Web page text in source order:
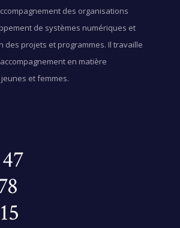
des organisations
de systèmes numériques et
des projets et programmes. Il travaille
en matière
et femmes.